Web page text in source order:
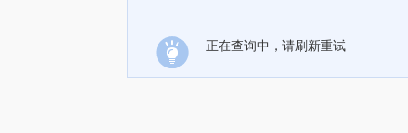
正在查询中，请刷新重试